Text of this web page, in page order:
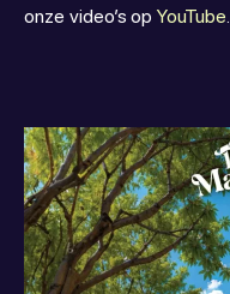
onze video’s op YouTube.